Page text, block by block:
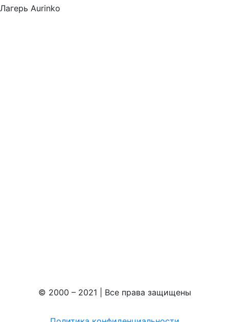
Лагерь Aurinko
© 2000 – 2021 | Все права защищены